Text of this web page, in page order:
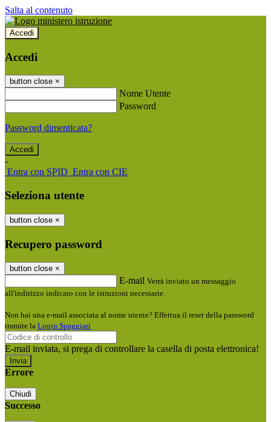
Salta al contenuto
Accedi
Accedi
button close ×
Nome Utente
Password
Password dimenticata?
-
Entra con SPID Entra con CIE
Seleziona utente
button close ×
Recupero password
button close ×
E-mail Verrà inviato un messaggio
all'indirizzo indicato con le istruzioni necessarie.
Non hai una e-mail associata al nome utente? Effettua il reset della password
tramite la Login Spaggiari
E-mail inviata, si prega di controllare la casella di posta elettronica!
Errore
Chiudi
Successo